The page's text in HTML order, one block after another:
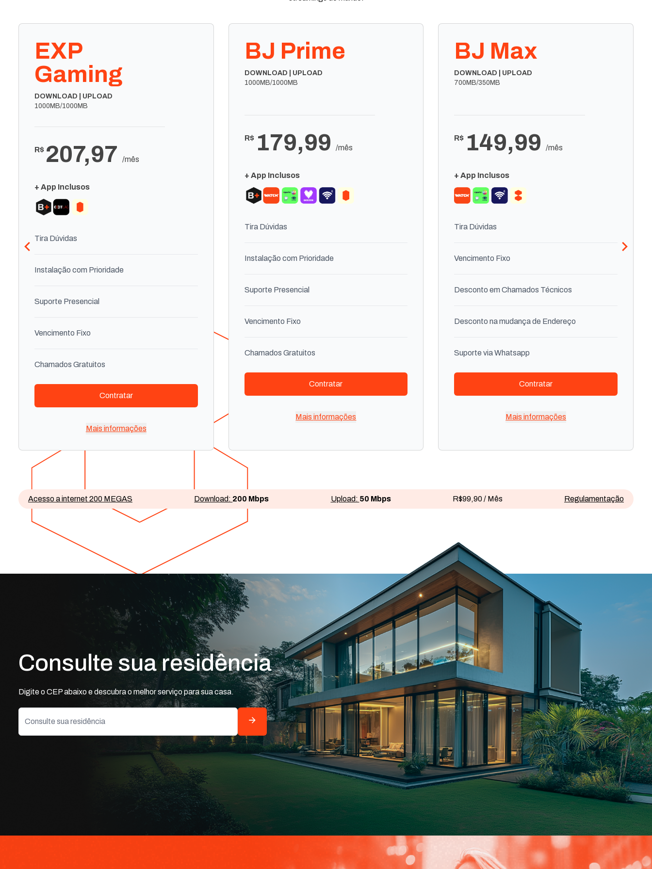
EXP
Gaming
DOWNLOAD | UPLOAD
1000MB/1000MB
R$ 207,97 /mês
+ App Inclusos
Tira Dúvidas
Instalação com Prioridade
Suporte Presencial
Vencimento Fixo
Chamados Gratuitos
Desconto na mudança de Endereço
Suporte via Whatsapp
Fornecimento de Equipamentos
Prioridade em Chamados Técnicos
Técnico Especializado
B+ inclusivo + Desconto em demais apps
Streamings + Canais ao vivo
Contratar
Mais informações
BJ Prime
DOWNLOAD | UPLOAD
1000MB/1000MB
R$ 179,99 /mês
+ App Inclusos
Tira Dúvidas
Instalação com Prioridade
Suporte Presencial
Vencimento Fixo
Chamados Gratuitos
Desconto na mudança de Endereço
Suporte via Whatsapp
B+ inclusivo + Desconto em demais apps
Deezer inclusa
Contratar
Mais informações
BJ Max
DOWNLOAD | UPLOAD
700MB/350MB
R$ 149,99/mês
+ App Inclusos
Tira Dúvidas
Vencimento Fixo
Desconto em Chamados Técnicos
Desconto na mudança de Endereço
Suporte via Whatsapp
Fornecimento de Equipamentos
Streamings + Canais ao vivo
Contratar
Mais informações
Acesso a internet 200 MEGAS Download: 200 Mbps Upload: 50 Mbps R$99,90 / Mês Regulamentação
Consulte sua residência
Digite o CEP abaixo e descubra o melhor serviço para sua casa.